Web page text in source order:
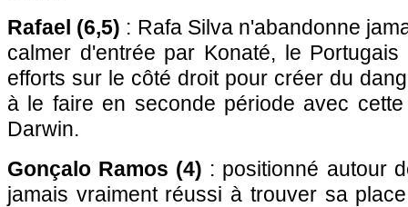
Rafael (6,5) : Rafa Silva n'abandonne
calmer d'entrée par Konaté, le
efforts sur le côté droit pour créer du
à le faire en seconde période avec
Darwin.
Gonçalo Ramos (4) : positionné autour
jamais vraiment réussi à trouver sa